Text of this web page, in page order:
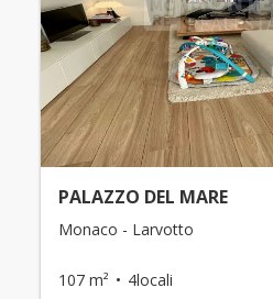
PALAZZO DEL MARE
Monaco - Larvotto
107 m² 4locali